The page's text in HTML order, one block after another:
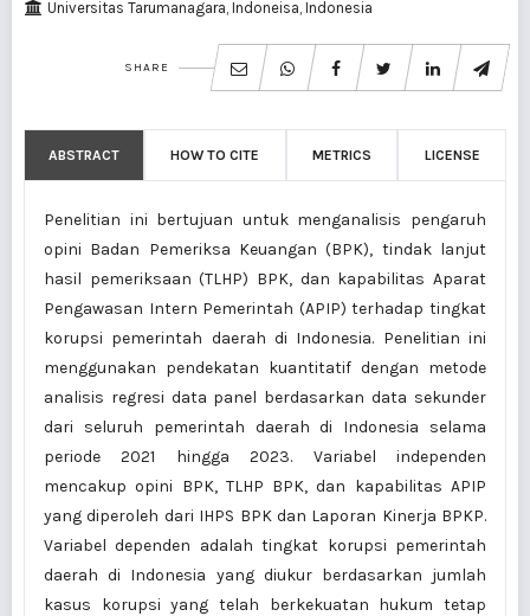
Universitas Tarumanagara, Indoneisa, Indonesia
SHARE
ABSTRACT HOW TO CITE METRICS LICENSE
Penelitian ini bertujuan untuk menganalisis pengaruh
opini Badan Pemeriksa Keuangan (BPK), tindak lanjut
hasil pemeriksaan (TLHP) BPK, dan kapabilitas Aparat
Pengawasan Intern Pemerintah (APIP) terhadap tingkat
korupsi pemerintah daerah di Indonesia. Penelitian ini
menggunakan pendekatan kuantitatif dengan metode
analisis regresi data panel berdasarkan data sekunder
dari seluruh pemerintah daerah di Indonesia selama
periode 2021 hingga 2023. Variabel independen
mencakup opini BPK, TLHP BPK, dan kapabilitas APIP
yang diperoleh dari IHPS BPK dan Laporan Kinerja BPKP.
Variabel dependen adalah tingkat korupsi pemerintah
daerah di Indonesia yang diukur berdasarkan jumlah
kasus korupsi yang telah berkekuatan hukum tetap